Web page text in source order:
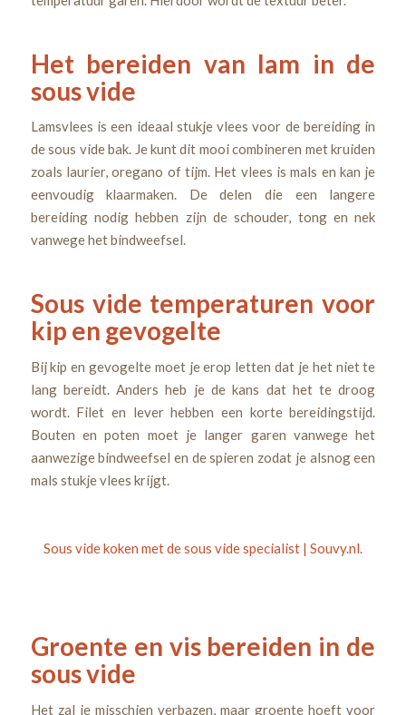
Het bereiden van lam in de
sous vide
Lamsvlees is een ideaal stukje vlees voor de bereiding in
de sous vide bak. Je kunt dit mooi combineren met kruiden
zoals laurier, oregano of tijm. Het vlees is mals en kan je
eenvoudig klaarmaken. De delen die een langere
bereiding nodig hebben zijn de schouder, tong en nek
vanwege het bindweefsel.
Sous vide temperaturen voor
kip en gevogelte
Bij kip en gevogelte moet je erop letten dat je het niet te
lang bereidt. Anders heb je de kans dat het te droog
wordt. Filet en lever hebben een korte bereidingstijd.
Bouten en poten moet je langer garen vanwege het
aanwezige bindweefsel en de spieren zodat je alsnog een
mals stukje vlees krijgt.
Sous vide koken met de sous vide specialist | Souvy.nl.
Groente en vis bereiden in de
sous vide
Het zal je misschien verbazen, maar groente hoeft voor